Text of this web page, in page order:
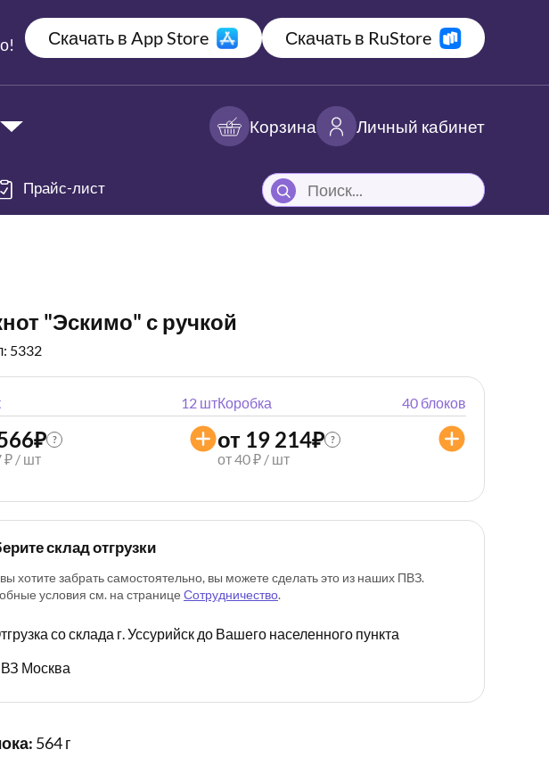
Скачать в App Store Скачать в RuStore
Корзина Личный кабинет
Прайс-лист
"Эскимо" с ручкой
5332
12 шт
₽ ?
₽ / шт
Коробка 40 блоков
от 19 214₽ ?
от 40 ₽ / шт
склад отгрузки
хотите забрать самостоятельно, вы можете сделать это из наших ПВЗ.
условия см. на странице Сотрудничество.
со склада г. Уссурийск до Вашего населенного пункта
Москва
564 г